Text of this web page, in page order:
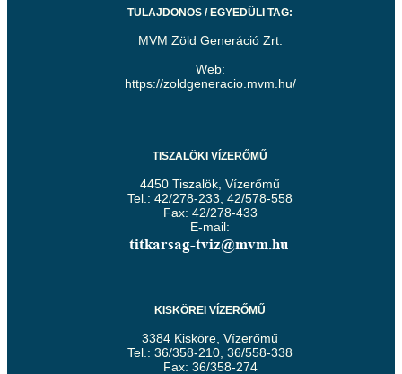
TULAJDONOS / EGYEDÜLI TAG:
MVM Zöld Generáció Zrt.
Web:
https://zoldgeneracio.mvm.hu/
TISZALÖKI VÍZERŐMŰ
4450 Tiszalök, Vízerőmű
Tel.: 42/278-233, 42/578-558
Fax: 42/278-433
E-mail:
KISKÖREI VÍZERŐMŰ
3384 Kisköre, Vízerőmű
Tel.: 36/358-210, 36/558-338
Fax: 36/358-274